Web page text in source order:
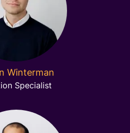
Winterman
Specialist